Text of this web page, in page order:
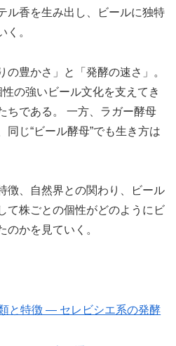
ル香を生み出し、ビールに独特
く。
の豊かさ」と「発酵の速さ」。
の強いビール文化を支えてき
ちである。 一方、ラガー酵母
同じ“ビール酵母”でも生き方は
徴、自然界との関わり、ビール
て株ごとの個性がどのようにビ
のかを見ていく。
と特徴 ― セレビシエ系の発酵